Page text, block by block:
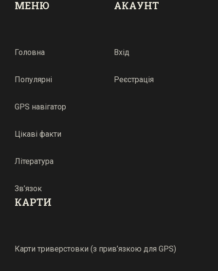
МЕНЮ
Головна
Популярні
GPS навігатор
Цікаві факти
Література
Зв’язок
АКАУНТ
Вхід
Реєстрація
КАРТИ
Карти триверстовки (з прив’язкою для GPS)